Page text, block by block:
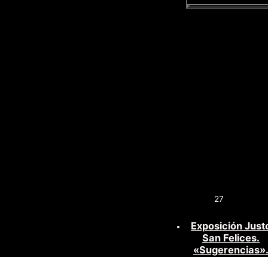
27
Exposición
San Felices.
«Sugerencias».